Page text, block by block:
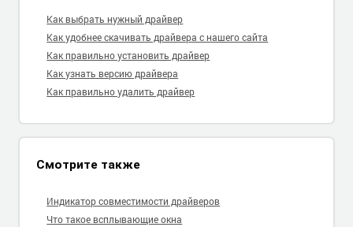
Как выбрать нужный драйвер
Как удобнее скачивать драйвера с нашего сайта
Как правильно установить драйвер
Как узнать версию драйвера
Как правильно удалить драйвер
Смотрите также
Индикатор совместимости драйверов
Что такое всплывающие окна